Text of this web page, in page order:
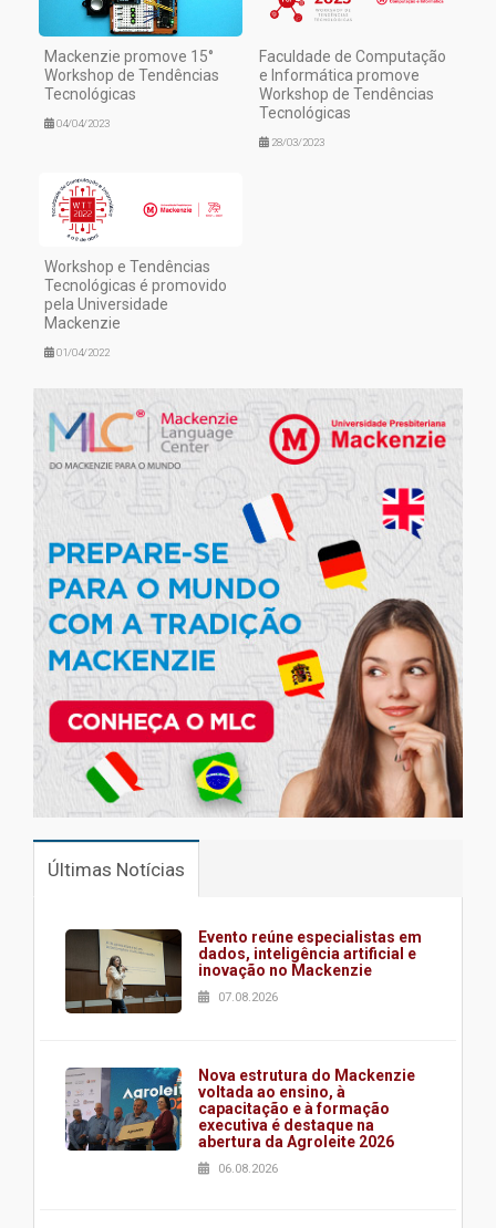
Mackenzie promove 15°
Workshop de Tendências
Tecnológicas
04/04/2023
Faculdade de Computação
e Informática promove
Workshop de Tendências
Tecnológicas
28/03/2023
Workshop e Tendências
Tecnológicas é promovido
pela Universidade
Mackenzie
01/04/2022
Últimas Notícias
Evento reúne especialistas em
dados, inteligência artificial e
inovação no Mackenzie
07.08.2026
Nova estrutura do Mackenzie
voltada ao ensino, à
capacitação e à formação
executiva é destaque na
abertura da Agroleite 2026
06.08.2026